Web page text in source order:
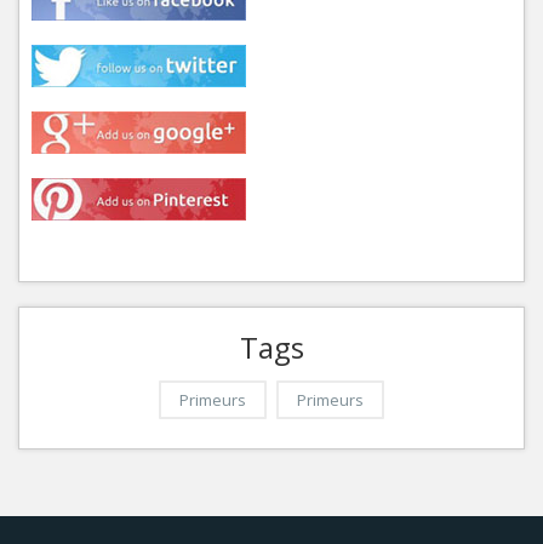
Tags
Primeurs Primeurs